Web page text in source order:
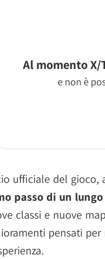
Al momento
e non è
ufficiale del gioco,
passo di un
classi e nuove
pensati